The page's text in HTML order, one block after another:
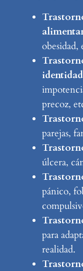
obesidad,
precoz,
parejas,
úlcera,
pánico,
para
realidad.